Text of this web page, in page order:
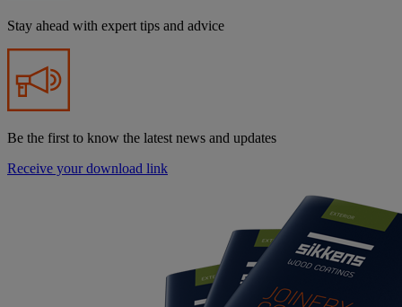
Stay ahead with expert tips and advice
Be the first to know the latest news and updates
Receive your download link